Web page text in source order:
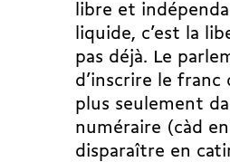
libre et
liquide, c’est la
pas déjà. Le
d’inscrire le
plus seulement
numéraire (càd
disparaître en